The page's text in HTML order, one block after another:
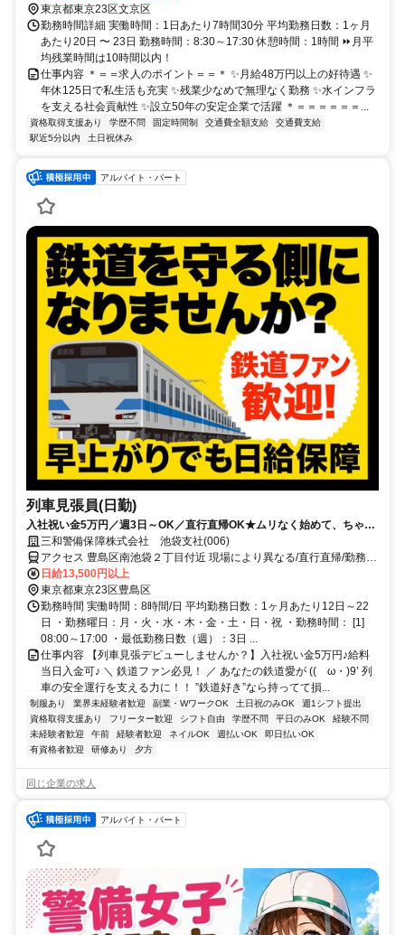
東京都東京23区文京区
勤務時間詳細 実働時間：1日あたり7時間30分 平均勤務日数：1ヶ月
あたり20日 〜 23日 勤務時間：8:30～17:30 休憩時間：1時間 ⏩月平
均残業時間は10時間以内！
仕事内容 ＊＝＝求人のポイント＝＝＊ ✨月給48万円以上の好待遇 ✨
年休125日で私生活も充実 ✨残業少なめで無理なく勤務 ✨水インフラ
を支える社会貢献性 ✨設立50年の安定企業で活躍 ＊＝＝＝＝＝＝...
資格取得支援あり 学歴不問 固定時間制 交通費全額支給
交通費支給
駅近5分以内
土日祝休み
アルバイト・パート
列車見張員(日勤)
入社祝い金5万円／週3日～OK／直行直帰OK★ムリなく始めて、ちゃん
と稼げる警備。
三和警備保障株式会社 池袋支社(006)
アクセス 豊島区南池袋２丁目付近 現場により異なる/直行直帰/勤務地
相談可 ■電話面接■来社不要■即日勤務
日給13,500円以上
東京都東京23区豊島区
勤務時間 実働時間：8時間/日 平均勤務日数：1ヶ月あたり12日～22
日 ・勤務曜日：月・火・水・木・金・土・日・祝 ・勤務時間： [1]
08:00～17:00 ・最低勤務日数（週）：3日 ...
仕事内容 【列車見張デビューしませんか？】入社祝い金5万円♪給料
当日入金可♪ ＼ 鉄道ファン必見！ ／ あなたの鉄道愛が ((ゝω・)9’ 列
車の安全運行を支える力に！！ ”鉄道好き”なら持ってて損...
制服あり 業界未経験者歓迎 副業・WワークOK 土日祝のみOK
週1シフト提出
資格取得支援あり
フリーター歓迎 シフト自由 学歴不問 平日のみOK
経験不問
未経験者歓迎
午前 経験者歓迎 ネイルOK 週払いOK
即日払いOK
有資格者歓迎
研修あり 夕方
同じ企業の求人
アルバイト・パート